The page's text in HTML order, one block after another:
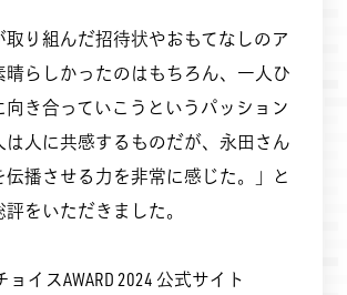
取り組んだ招待状やおもてなしのア
晴らしかったのはもちろん、一人ひ
向き合っていこうというパッション
は人に共感するものだが、永田さん
伝播させる力を非常に感じた。」と
をいただきました。
イスAWARD 2024 公式サイト